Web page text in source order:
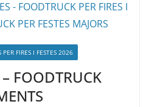
FIRES I FESTES 2026
– FOODTRUCK